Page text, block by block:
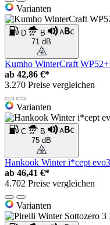
Varianten
D
B
71 dB
Kumho WinterCraft
ab 42,86 €*
3.270 Preise vergleichen
Varianten
C
B
75 dB
Hankook Winter i*cept
ab 46,41 €*
4.702 Preise vergleichen
Varianten